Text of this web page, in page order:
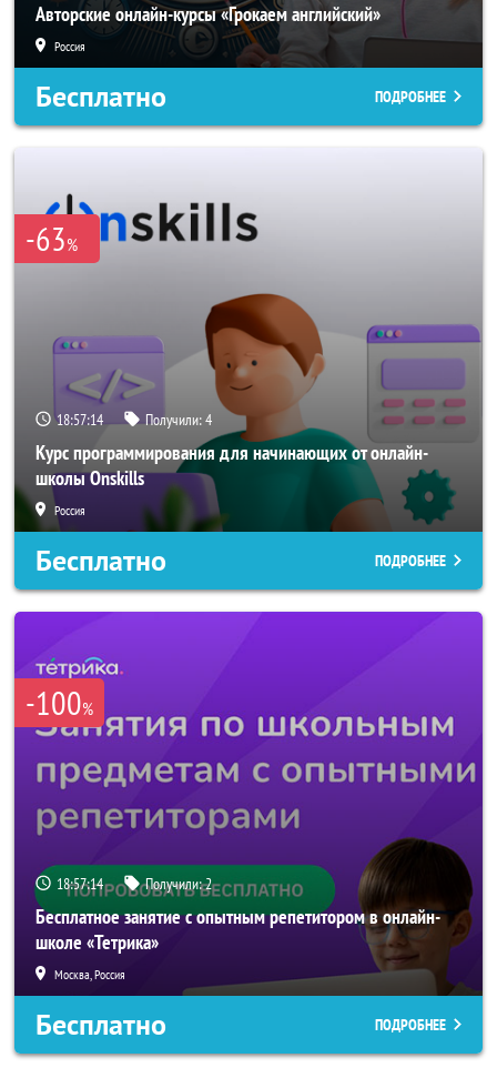
Авторские онлайн-курсы «Грокаем английский»
Россия
Бесплатно ПОДРОБНЕЕ
-63%
18:57:14 Получили:4
Курс программирования для начинающих от онлайн-
школы Onskills
Россия
Бесплатно ПОДРОБНЕЕ
-100%
18:57:14 Получили:2
Бесплатное занятие с опытным репетитором в онлайн-
школе «Тетрика»
Москва, Россия
Бесплатно ПОДРОБНЕЕ